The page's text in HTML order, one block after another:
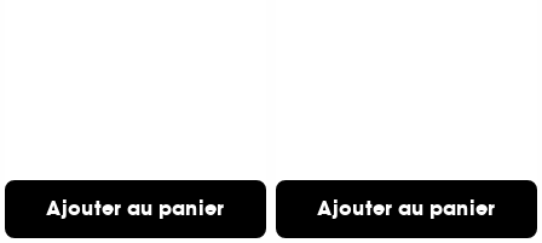
Ajouter au panier Ajouter au panier